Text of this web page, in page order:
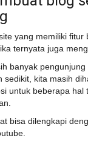
yang memiliki fitur
ternyata juga
banyak
sedikit, kita masih
untuk beberapa hal
bisa dilengkapi